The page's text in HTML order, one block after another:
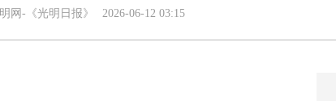
网-《光明日报》 2026-06-12 03:15